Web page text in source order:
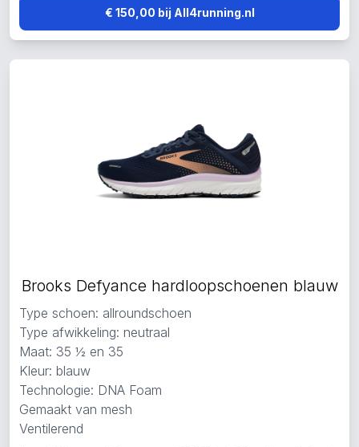
€ 150,00 bij All4running.nl
Brooks Defyance hardloopschoenen blauw
Type schoen: allroundschoen
Type afwikkeling: neutraal
Maat: 35 ½ en 35
Kleur: blauw
Technologie: DNA Foam
Gemaakt van mesh
Ventilerend